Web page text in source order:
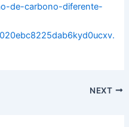
de-carbono-diferente-
NEXT